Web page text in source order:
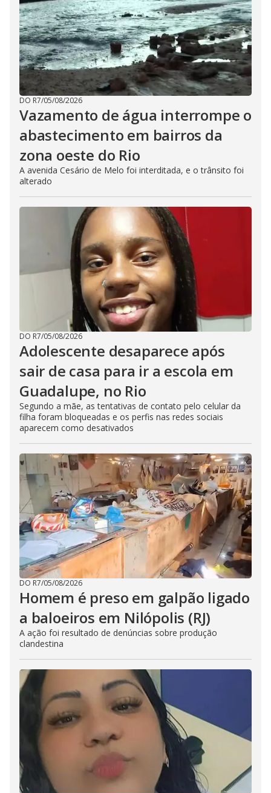
DO R7/05/08/2026
Vazamento de água interrompe o
abastecimento em bairros da
zona oeste do Rio
A avenida Cesário de Melo foi interditada, e o trânsito foi
alterado
DO R7/05/08/2026
Adolescente desaparece após
sair de casa para ir a escola em
Guadalupe, no Rio
Segundo a mãe, as tentativas de contato pelo celular da
filha foram bloqueadas e os perfis nas redes sociais
aparecem como desativados
DO R7/05/08/2026
Homem é preso em galpão ligado
a baloeiros em Nilópolis (RJ)
A ação foi resultado de denúncias sobre produção
clandestina